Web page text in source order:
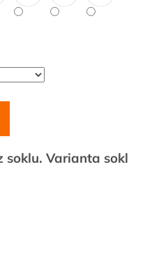
soklu. Varianta sokl